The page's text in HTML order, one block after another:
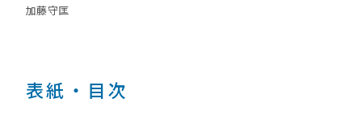
加藤守匡
表紙・目次